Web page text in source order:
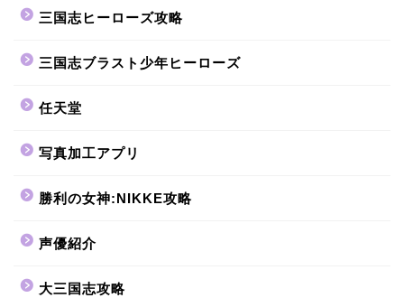
三国志ヒーローズ攻略
三国志ブラスト少年ヒーローズ
任天堂
写真加工アプリ
勝利の女神:NIKKE攻略
声優紹介
大三国志攻略